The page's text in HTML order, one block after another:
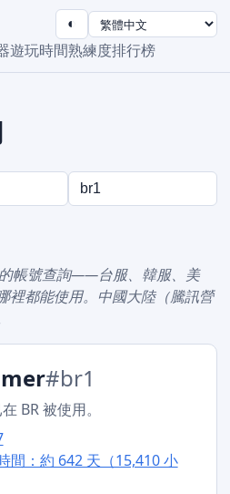
遊玩時間熟練度排行榜
◐
帳號查詢——台服、韓服、美
裡都能使用。中國大陸（騰訊營
#br1
BR 被使用。
間：約 642 天（15,410 小